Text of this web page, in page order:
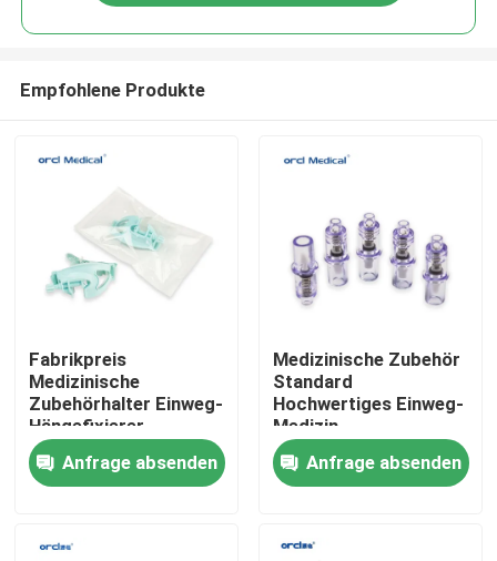
Zu Hause
Produkte
Empfohlene Produkte
Fabrikpreis
Medizinische
Zubehörhalter Einweg-
Hängefixierer
Endotrachealtubenhalter
Anfrage absenden
Medizinische Zubehör
Standard
Hochwertiges Einweg-
Medizin-
Rückschlagventil mit
7,0 7,2Anfrage absenden